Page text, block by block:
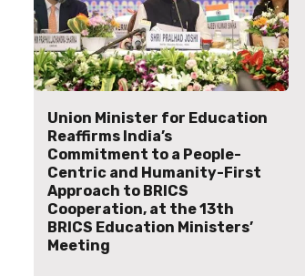
Union Minister for Education
Reaffirms India’s
Commitment to a People-
Centric and Humanity-First
Approach to BRICS
Cooperation, at the 13th
BRICS Education Ministers’
Meeting